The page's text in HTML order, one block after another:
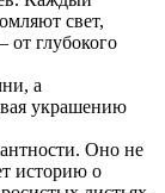
свет,
глубокого
а
украшению
Оно не
историю о